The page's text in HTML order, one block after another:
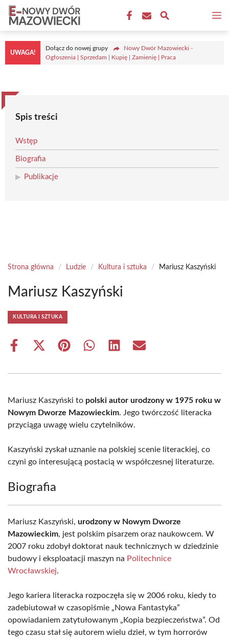
Przejdź
treści
UWAGA!
Dołącz do nowej grupy
Nowy Dwór Mazowiecki -
Ogłoszenia | Sprzedam | Kupię | Zamienię | Praca
Spis treści
Wstęp
Biografia
Publikacje
Strona główna / Ludzie / Kultura i sztuka / Mariusz Kaszyński
Mariusz Kaszyński
KULTURA I SZTUKA
Share
Share
(Twitter)
Share Share Share Share
Mariusz Kaszyński to polski autor urodzony w 1975 roku w
Nowym Dworze Mazowieckim. Jego twórczość literacka
przyciąga uwagę wielu czytelników.
Kaszyński zyskał uznanie na polskiej scenie literackiej, co
czyni go interesującą postacią w współczesnej literaturze.
Biografia
Mariusz Kaszyński, urodzony w Nowym Dworze
Mazowieckim, jest polskim pisarzem oraz naukowcem. W
2007 roku zdobył doktorat nauk technicznych w dziedzinie
budowy i eksploatacji maszyn na Politechnice
Wrocławskiej.
Jego kariera literacka rozpoczęła się w 2006 roku, kiedy to
zadebiutował w czasopiśmie „Nowa Fantastyka”
opowiadaniem zatytułowanym „Kopia bezpieczeństwa”. Od
tego czasu stał się autorem wielu dzieł, w tym horrorów